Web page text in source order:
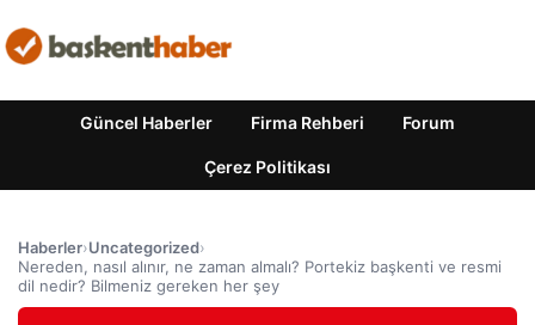
Güncel Haberler Firma Rehberi Forum
Çerez Politikası
Haberler›Uncategorized›
Nereden, nasıl alınır, ne zaman almalı? Portekiz başkenti ve resmi
dil nedir? Bilmeniz gereken her şey